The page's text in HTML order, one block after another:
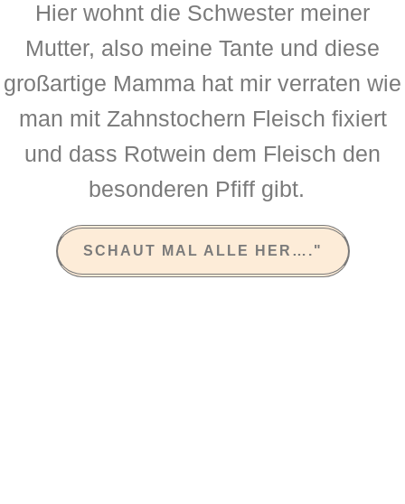
Hier wohnt die Schwester meiner
Mutter, also meine Tante und diese
großartige Mamma hat mir verraten wie
man mit Zahnstochern Fleisch fixiert
und dass Rotwein dem Fleisch den
besonderen Pfiff gibt.
SCHAUT MAL ALLE HER…."